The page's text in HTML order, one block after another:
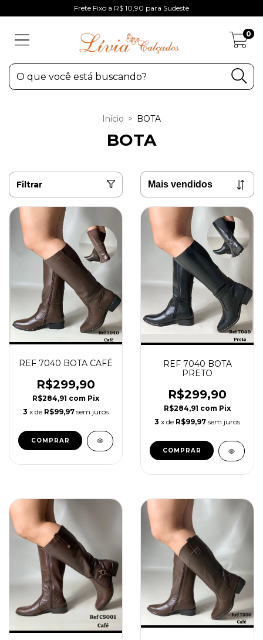
Frete Fixo a R$ 10,90 para Sudeste
0
Início > BOTA
BOTA
Filtrar
REF 7040 BOTA CAFÉ
R$299,90
R$284,91 com Pix
3 x de R$99,97 sem juros
COMPRAR
REF 7040 BOTA
PRETO
R$299,90
R$284,91 com Pix
3 x de R$99,97 sem juros
COMPRAR